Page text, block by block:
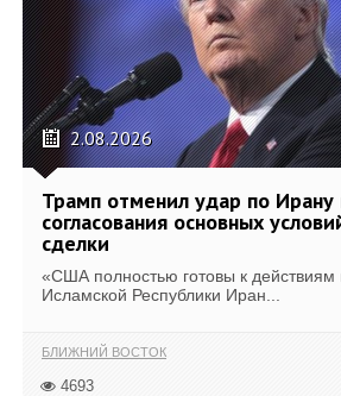
2.08.2026
Трамп отменил удар по Ирану
согласования основных
сделки
«США полностью готовы к действиям
Исламской Республики Иран...
БЛИЖНИЙ ВОСТОК
4693